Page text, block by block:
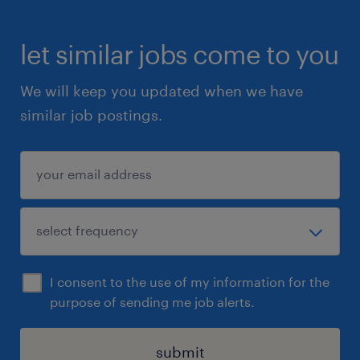
let similar jobs come to you
We will keep you updated when we have
similar job postings.
I consent to the use of my information for the
purpose of sending me job alerts.
submit